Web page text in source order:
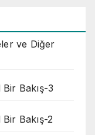
ve Diğer
Bakış-3
Bakış-2